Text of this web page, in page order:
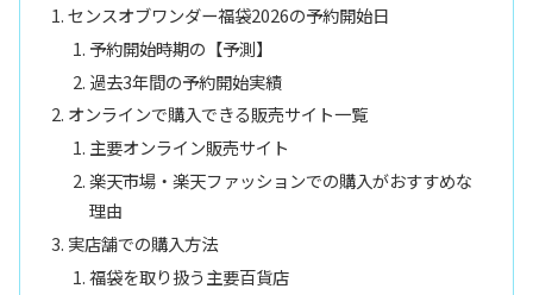
センスオブワンダー福袋2026の予約開始日
予約開始時期の【予測】
過去3年間の予約開始実績
オンラインで購入できる販売サイト一覧
主要オンライン販売サイト
楽天市場・楽天ファッションでの購入がおすすめな
理由
実店舗での購入方法
福袋を取り扱う主要百貨店